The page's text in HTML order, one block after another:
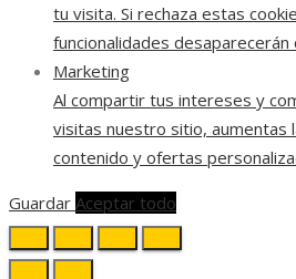
tu visita. Si rechaza estas
funcionalidades desaparecerán
Marketing
Al compartir tus intereses y
visitas nuestro sitio, aumentas
contenido y ofertas
Guardar Aceptar todo